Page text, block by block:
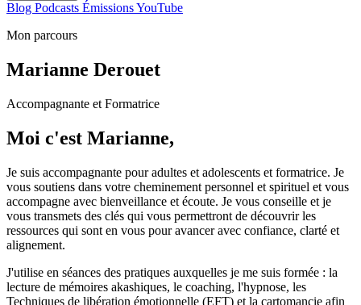
Blog Podcasts Émissions YouTube
Mon parcours
Marianne Derouet
Accompagnante et Formatrice
Moi c'est Marianne,
Je suis accompagnante pour adultes et adolescents et formatrice. Je
vous soutiens dans votre cheminement personnel et spirituel et vous
accompagne avec bienveillance et écoute. Je vous conseille et je
vous transmets des clés qui vous permettront de découvrir les
ressources qui sont en vous pour avancer avec confiance, clarté et
alignement.
J'utilise en séances des pratiques auxquelles je me suis formée : la
lecture de mémoires akashiques, le coaching, l'hypnose, les
Techniques de libération émotionnelle (EFT) et la cartomancie afin